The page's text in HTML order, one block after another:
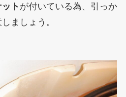
ト が付いている為、引っか
ましょう。